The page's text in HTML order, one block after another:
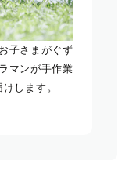
子さまがぐず
マンが手作業
します。